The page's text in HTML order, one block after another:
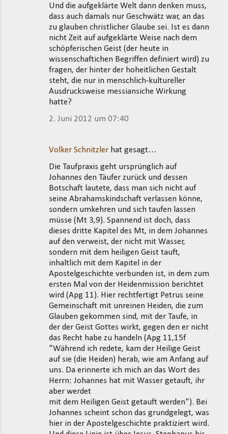
Und die aufgeklärte Welt dann denken muss,
dass auch damals nur Geschwätz war, an das
zu glauben christlicher Glaube sei. Ist es dann
nicht Zeit auf aufgeklärte Weise nach dem
schöpferischen Geist (der heute in
wissenschaftichen Begriffen definiert wird) zu
fragen, der hinter der hoheitlichen Gestalt
steht, die nur in menschlich-kultureller
Ausdrucksweise messiansiche Wirkung
hatte?
2. Juni 2012 um 07:40
Volker Schnitzler hat gesagt…
Die Taufpraxis geht ursprünglich auf
Johannes den Täufer zurück und dessen
Botschaft lautete, dass man sich nicht auf
seine Abrahamskindschaft verlassen könne,
sondern umkehren und sich taufen lassen
müsse (Mt 3,9). Spannend ist doch, dass
dieses dritte Kapitel des Mt, in dem Johannes
auf den verweist, der nicht mit Wasser,
sondern mit dem heiligen Geist tauft,
inhaltlich mit dem Kapitel in der
Apostelgeschichte verbunden ist, in dem zum
ersten Mal von der Heidenmission berichtet
wird (Apg 11). Hier rechtfertigt Petrus seine
Gemeinschaft mit unreinen Heiden, die zum
Glauben gekommen sind, mit der Taufe, in
der der Geist Gottes wirkt, gegen den er nicht
das Recht habe zu handeln (Apg 11,15f
"Während ich redete, kam der Heilige Geist
auf sie (die Heiden) herab, wie am Anfang auf
uns. Da erinnerte ich mich an das Wort des
Herrn: Johannes hat mit Wasser getauft, ihr
aber werdet
mit dem Heiligen Geist getauft werden"). Bei
Johannes scheint schon das grundgelegt, was
hier in der Apostelgeschichte praktiziert wird.